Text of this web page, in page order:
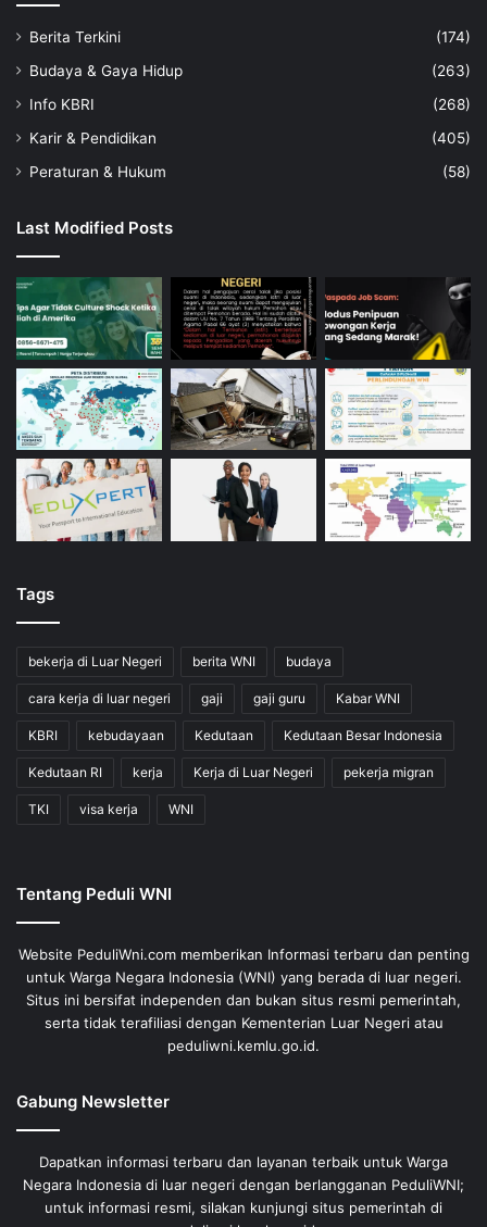
Berita Terkini
(174)
Budaya & Gaya Hidup
(263)
Info KBRI
(268)
Karir & Pendidikan
(405)
Peraturan & Hukum
(58)
Last Modified Posts
Tags
bekerja di Luar Negeri berita WNI budaya
cara kerja di luar negeri gaji gaji guru Kabar WNI
KBRI kebudayaan Kedutaan Kedutaan Besar Indonesia
Kedutaan RI kerja Kerja di Luar Negeri pekerja migran
TKI visa kerja WNI
Tentang Peduli WNI
Website PeduliWni.com memberikan Informasi terbaru dan penting
untuk Warga Negara Indonesia (WNI) yang berada di luar negeri.
Situs ini bersifat independen dan bukan situs resmi pemerintah,
serta tidak terafiliasi dengan Kementerian Luar Negeri atau
peduliwni.kemlu.go.id.
Gabung Newsletter
Dapatkan informasi terbaru dan layanan terbaik untuk Warga
Negara Indonesia di luar negeri dengan berlangganan PeduliWNI;
untuk informasi resmi, silakan kunjungi situs pemerintah di